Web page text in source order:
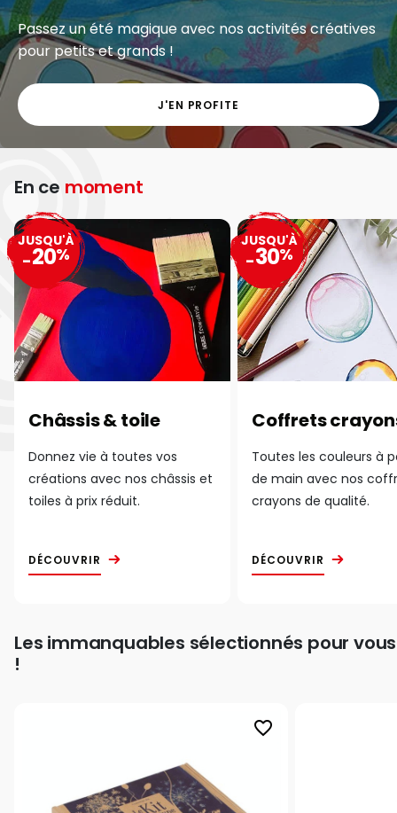
Passez un été magique avec nos activités créatives
pour petits et grands !
J'EN PROFITE
En ce moment
Châssis & toile
Donnez vie à toutes vos
créations avec nos châssis et
toiles à prix réduit.
DÉCOUVRIR
JUSQU'À
-20%
Coffrets
Toutes les couleurs à
de main avec nos
crayons de qualité.
DÉCOUVRIR
JUSQU'À
-30%
Les immanquables sélectionnés pour vous
!
favorite_border